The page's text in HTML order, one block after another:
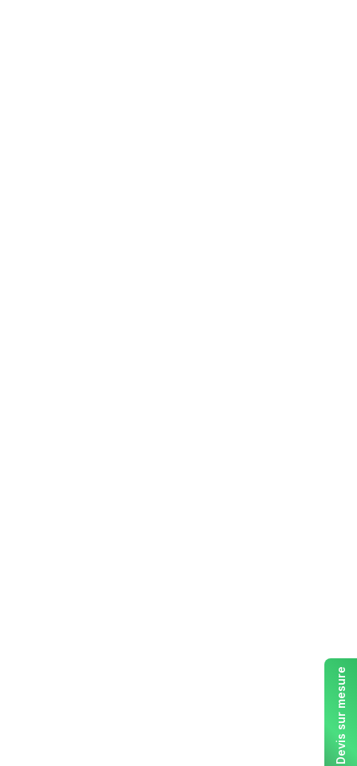
Devis sur mesure